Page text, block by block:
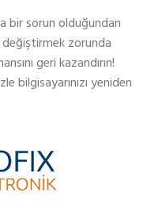
bir sorun olduğundan
değiştirmek zorunda
geri kazandırın!
bilgisayarınızı yeniden